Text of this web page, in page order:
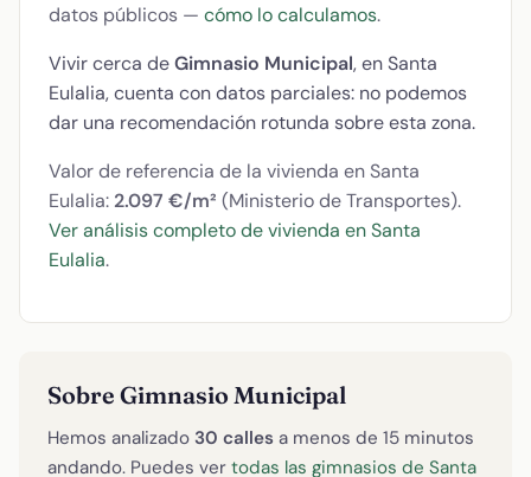
datos públicos — cómo lo calculamos.
Vivir cerca deGimnasio Municipal, en Santa
Eulalia, cuenta con datos parciales: no podemos
dar una recomendación rotunda sobre esta zona.
Valor de referencia de la vivienda en Santa
Eulalia: 2.097 €/m² (Ministerio de Transportes).
Ver análisis completo de vivienda en Santa
Eulalia.
Sobre Gimnasio Municipal
Hemos analizado 30 calles a menos de 15 minutos
andando. Puedes ver todas las gimnasios de Santa